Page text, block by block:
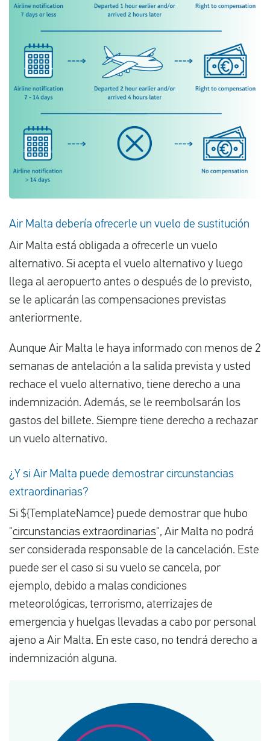
Air Malta debería ofrecerle un vuelo de sustitución
Air Malta está obligada a ofrecerle un vuelo
alternativo. Si acepta el vuelo alternativo y luego
llega al aeropuerto antes o después de lo previsto,
se le aplicarán las compensaciones previstas
anteriormente.
Aunque Air Malta le haya informado con menos de 2
semanas de antelación a la salida prevista y usted
rechace el vuelo alternativo, tiene derecho a una
indemnización. Además, se le reembolsarán los
gastos del billete. Siempre tiene derecho a rechazar
un vuelo alternativo.
¿Y si Air Malta puede demostrar circunstancias
extraordinarias?
Si ${TemplateNamce} puede demostrar que hubo
"circunstancias extraordinarias", Air Malta no podrá
ser considerada responsable de la cancelación. Este
puede ser el caso si su vuelo se cancela, por
ejemplo, debido a malas condiciones
meteorológicas, terrorismo, aterrizajes de
emergencia y huelgas llevadas a cabo por personal
ajeno a Air Malta. En este caso, no tendrá derecho a
indemnización alguna.